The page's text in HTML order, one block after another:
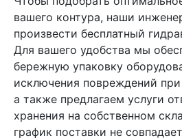
вашего контура, наши
произвести бесплатный
Для вашего удобства мы
бережную упаковку
исключения повреждений
а также предлагаем услуги
хранения на собственном
график поставки не